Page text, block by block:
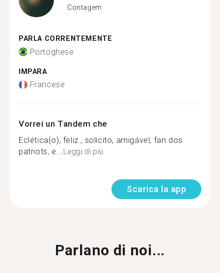
Contagem
PARLA CORRENTEMENTE
Portoghese
IMPARA
Francese
Vorrei un Tandem che
Eclética(o), feliz , solícito, amigável, fan dos
patriots, e...Leggi di più
Scarica la app
Parlano di noi...